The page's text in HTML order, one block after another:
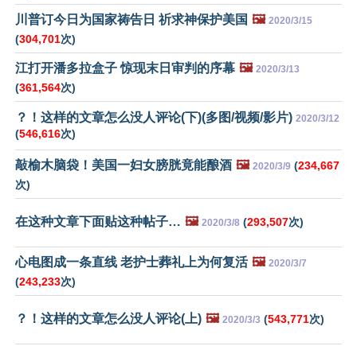
川普订今日为国家祷告日 祈求神保护美国 🖼️ 2020/3/15
(304,701次)
江打开潘多拉盒子 惊现末日审判的序幕 🖼️ 2020/3/13
(361,564次)
？！这样的文章怎么没人评论(下)(多图/视频/影片) 2020/3/12
(546,616次)
敲榆木脑袋！美国一妇女膀胱竟能酿酒 🖼️ 2020/3/9 (234,667
次)
在这种文章下面贴这种帖子… 🖼️ 2020/3/8 (293,507次)
心电图成一条直线 老护士葬礼上为何复活 🖼️ 2020/3/7
(243,233次)
？！这样的文章怎么没人评论(上) 🖼️ 2020/3/3 (543,771次)